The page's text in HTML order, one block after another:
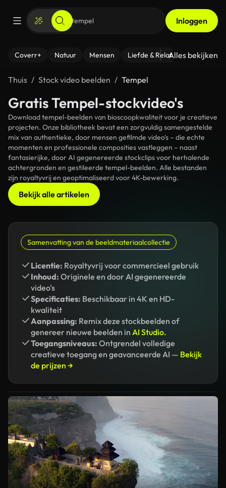
Inloggen
Coverr+ Natuur Mensen Liefde & Relaties - Fitness
Alles bekijken
Thuis Stock video beelden Tempel
Gratis Tempel-stockvideo's
Download tempel-beelden van bioscoopkwaliteit voor je creatieve
projecten. Onze bibliotheek bevat een zorgvuldig samengestelde
mix van authentieke, door mensen gefilmde video's – die echte
momenten en professionele composities vastleggen – naast
fantasierijke, door AI gegenereerde stockclips voor herhalende
achtergronden en gestileerde tempel-beelden. Alle bestanden
zijn royaltyvrij en geoptimaliseerd voor 4K-bewerking.
Bekijk alle artikelen
Samenvatting van de beeldmateriaalcollectie
Licentie: Royaltyvrij voor commercieel gebruik
Inhoud: Originele en door AI gegenereerde
video's
Specificaties: Beschikbaar in 4K en HD-
kwaliteit
Aanpassing: Remix deze stockbeelden of
genereer nieuwe beelden in AI Studio.
Toegangsniveaus: Ontgrendel volledige
creatieve toegang en geavanceerde AI — Bekijk
de prijzen →